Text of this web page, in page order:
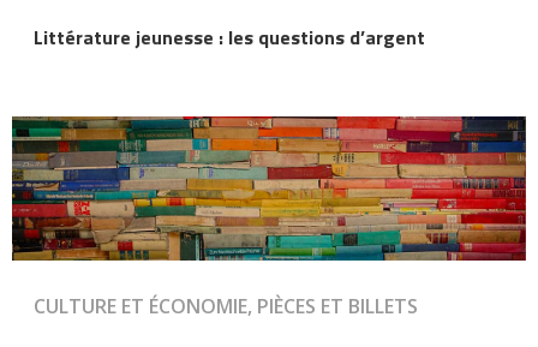
Littérature jeunesse : les questions d’argent
CULTURE ET ÉCONOMIE, PIÈCES ET BILLETS